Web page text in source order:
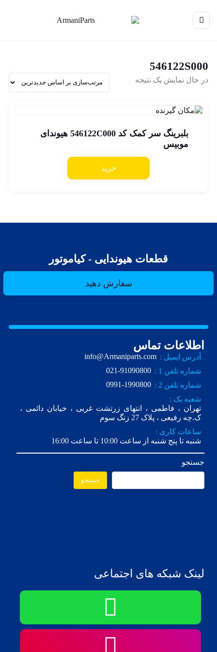
546122S000
در حال نمایش یک نتیجه
بلبرینگ سر کمک کد 546122C000 هیوندای
موبیس
خرید
قطعات هیوندایی - کیاموتور
سفارش دهید
اطلاعات تماس
آدرس ایمیل : info@Armaniparts.com
شماره تلفن 1 :
021-91090800
شماره تلفن 2 :
0991-1990800
شعبه یک :
تهران ، فاطمی ، انتهای زرتشت غربی ، خیابان دائمی ،
ک.چه رفیعی ، پلاک 27 زنگ سوم
ساعات کاری :
شنبه تا پنج شنبه از ساعت 10:00 تا ساعت 16:00
جستجو
جستجو
لینک شبکه های اجتماعی